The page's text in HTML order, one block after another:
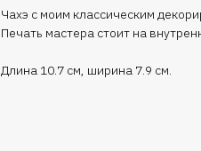
Чахэ с моим классическим
Печать мастера стоит на
Длина 10.7 см, ширина 7.9 см.